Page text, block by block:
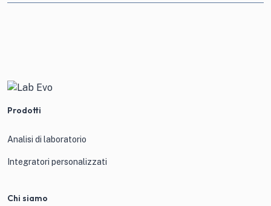
Prodotti
Analisi di laboratorio
Integratori personalizzati
Chi siamo